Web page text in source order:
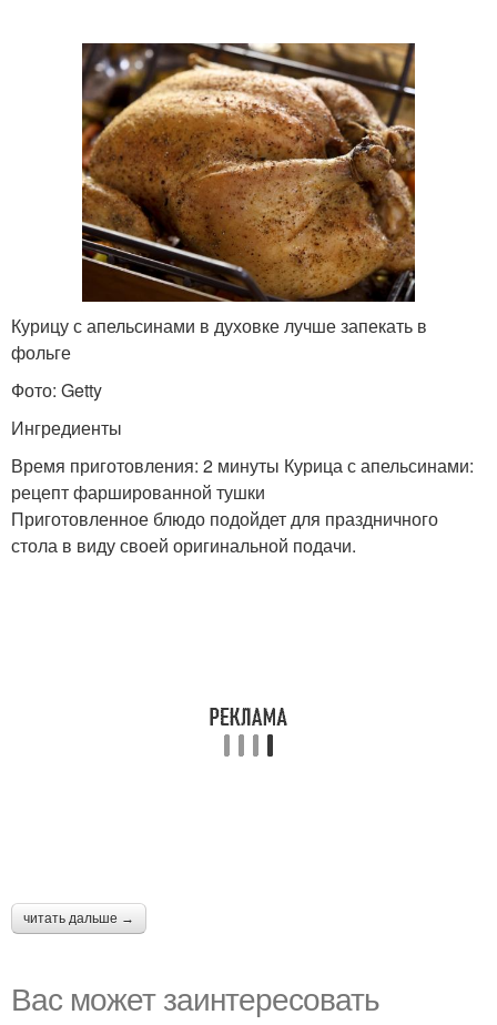
Курицу с апельсинами в духовке лучше запекать в
фольге
Фото: Getty
Ингредиенты
Время приготовления: 2 минуты Курица с апельсинами:
рецепт фаршированной тушки
Приготовленное блюдо подойдет для праздничного
стола в виду своей оригинальной подачи.
читать дальше →
Вас может заинтересовать